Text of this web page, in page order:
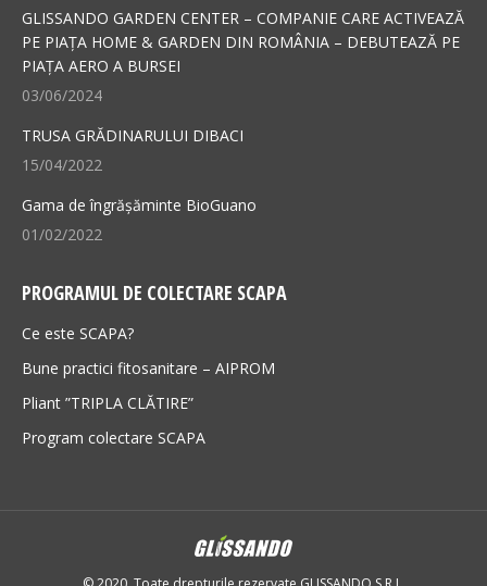
in
new
window
in
new
window
GLISSANDO GARDEN CENTER – COMPANIE CARE ACTIVEAZĂ
PE PIAȚA HOME & GARDEN DIN ROMÂNIA – DEBUTEAZĂ PE
PIAȚA AERO A BURSEI
03/06/2024
TRUSA GRĂDINARULUI DIBACI
15/04/2022
Gama de îngrășăminte BioGuano
01/02/2022
PROGRAMUL DE COLECTARE SCAPA
Ce este SCAPA?
Bune practici fitosanitare – AIPROM
Pliant ”TRIPLA CLĂTIRE”
Program colectare SCAPA